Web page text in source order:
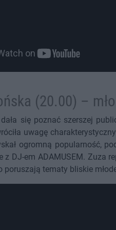
(20.00) –
się poznać szerszej
uwagę
ogromną popularność,
z DJ-em ADAMUSEM. Zuza
poruszają tematy bliskie